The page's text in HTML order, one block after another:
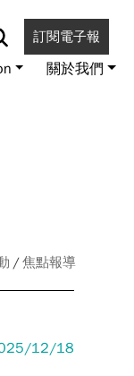
訂閱電子報
關於我們
焦點報導
12/18